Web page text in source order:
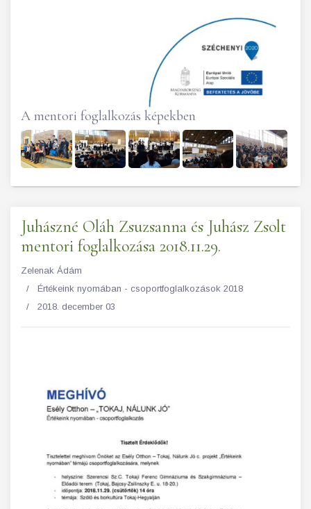
A mentori foglalkozás képekben
Juhászné Oláh Zsuzsanna és Juhász Zsolt
mentori foglalkozása 2018.11.29.
Zelenak Ádám
Értékeink nyomában - csoportfoglalkozások 2018
2018. december 03